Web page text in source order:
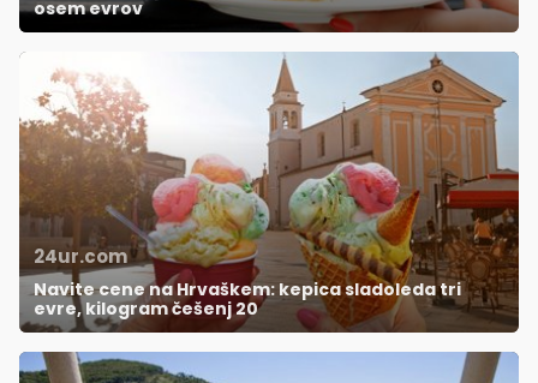
osem evrov
24ur.com
Navite cene na Hrvaškem: kepica sladoleda tri
evre, kilogram češenj 20